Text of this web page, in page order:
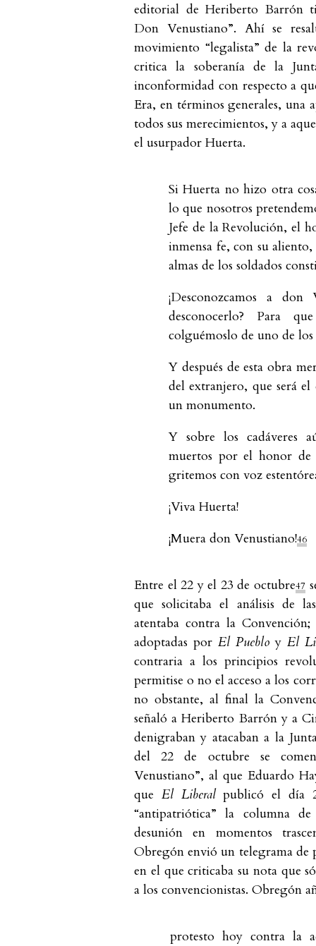
editorial de Heriberto Barrón
Don Venustiano”. Ahí se
movimiento “legalista” de la
critica la soberanía de la
inconformidad con respecto a
Era, en términos generales, una
todos sus merecimientos, y a
el usurpador Huerta.
Si Huerta no hizo otra
lo que nosotros
Jefe de la Revolución, el
inmensa fe, con su
almas de los soldados
¡Desconozcamos a
desconocerlo? Para
colguémoslo de uno de
Y después de esta obra
del extranjero, que será
un monumento.
Y sobre los cadáveres
muertos por el honor
gritemos con voz
¡Viva Huerta!
¡Muera don Venustiano!46
Entre el 22 y el 23 de octubre47
que solicitaba el análisis de
atentaba contra la
adoptadas por El Puebloy El
contraria a los principios
permitise o no el acceso a los
no obstante, al final la
señaló a Heriberto Barrón y a
denigraban y atacaban a la
del 22 de octubre se
Venustiano”, al que Eduardo
que El Liberalpublicó el día
“antipatriótica” la columna
desunión en momentos
Obregón envió un telegrama de
en el que criticaba su nota que
a los convencionistas. Obregón
protesto hoy contra la